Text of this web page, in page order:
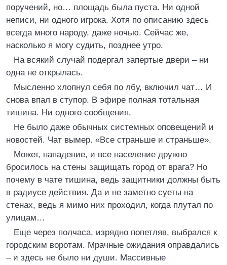
поручений, но… площадь была пуста. Ни одной
неписи, ни одного игрока. Хотя по описанию здесь
всегда много народу, даже ночью. Сейчас же,
насколько я могу судить, позднее утро.
На всякий случай подергал запертые двери – ни
одна не открылась.
Мысленно хлопнул себя по лбу, включил чат… И
снова впал в ступор. В эфире полная тотальная
тишина. Ни одного сообщения.
Не было даже обычных системных оповещений и
новостей. Чат вымер. «Все страньше и страньше».
Может, нападение, и все население дружно
бросилось на стены защищать город от врага? Но
почему в чате тишина, ведь защитники должны быть
в радиусе действия. Да и не заметно суеты на
стенах, ведь я мимо них проходил, когда плутал по
улицам…
Еще через полчаса, изрядно попетляв, выбрался к
городским воротам. Мрачные ожидания оправдались
– и здесь не было ни души. Массивные